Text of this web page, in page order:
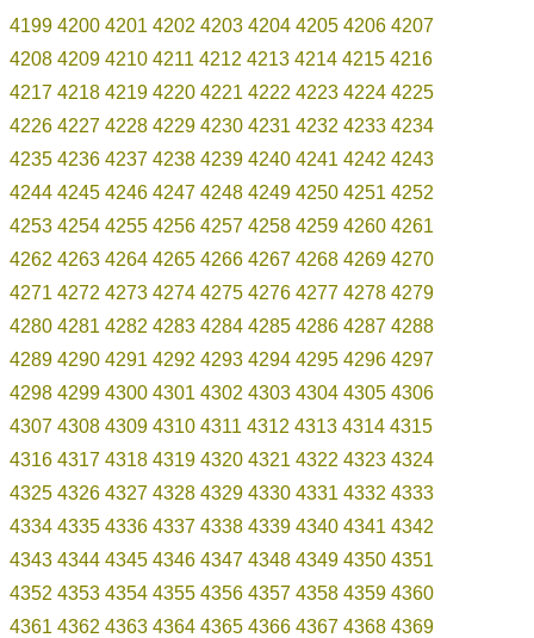
4199 4200 4201 4202 4203 4204 4205 4206 4207
4208 4209 4210 4211 4212 4213 4214 4215 4216
4217 4218 4219 4220 4221 4222 4223 4224 4225
4226 4227 4228 4229 4230 4231 4232 4233 4234
4235 4236 4237 4238 4239 4240 4241 4242 4243
4244 4245 4246 4247 4248 4249 4250 4251 4252
4253 4254 4255 4256 4257 4258 4259 4260 4261
4262 4263 4264 4265 4266 4267 4268 4269 4270
4271 4272 4273 4274 4275 4276 4277 4278 4279
4280 4281 4282 4283 4284 4285 4286 4287 4288
4289 4290 4291 4292 4293 4294 4295 4296 4297
4298 4299 4300 4301 4302 4303 4304 4305 4306
4307 4308 4309 4310 4311 4312 4313 4314 4315
4316 4317 4318 4319 4320 4321 4322 4323 4324
4325 4326 4327 4328 4329 4330 4331 4332 4333
4334 4335 4336 4337 4338 4339 4340 4341 4342
4343 4344 4345 4346 4347 4348 4349 4350 4351
4352 4353 4354 4355 4356 4357 4358 4359 4360
4361 4362 4363 4364 4365 4366 4367 4368 4369